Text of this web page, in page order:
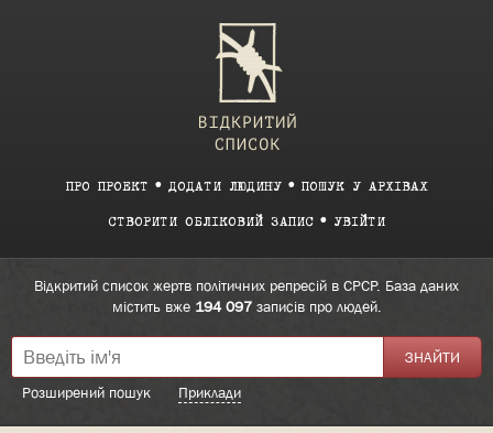
ПРО ПРОЕКТ ДОДАТИ ЛЮДИНУ ПОШУК У АРХІВАХ
СТВОРИТИ ОБЛІКОВИЙ ЗАПИС УВІЙТИ
Відкритий список жертв політичних репресій в СРСР. База даних
містить вже 194 097записів про людей.
Розширений пошук Приклади